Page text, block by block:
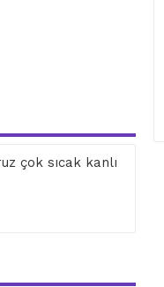
çok sıcak kanlı